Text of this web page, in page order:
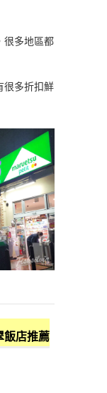
很多地區都
很多折扣鮮
飯店推薦